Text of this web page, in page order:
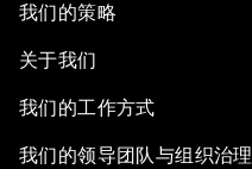
我们的策略
关于我们
我们的工作方式
我们的领导团队与组织治理